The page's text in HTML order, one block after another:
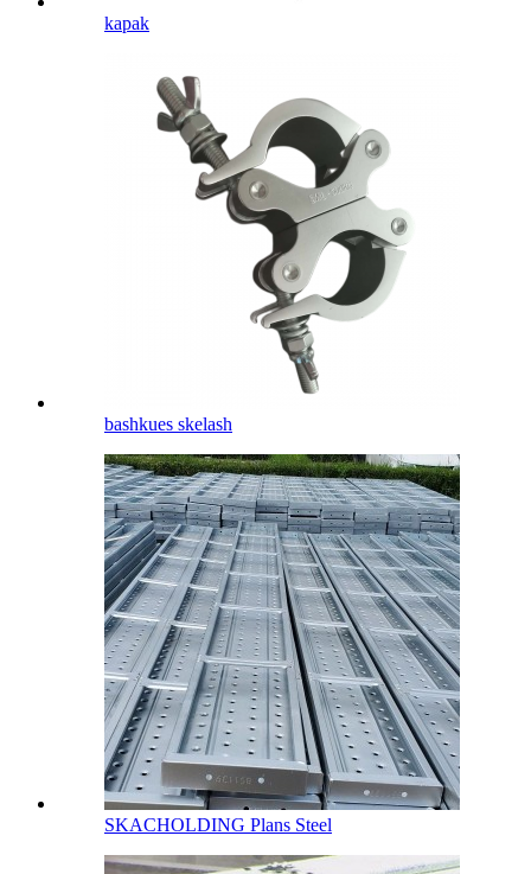
kapak
bashkues skelash
SKACHOLDING Plans Steel